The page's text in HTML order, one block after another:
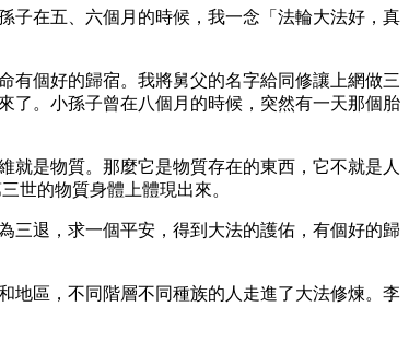
子在五、六個月的時候，我一念「法輪大法好，真
有個好的歸宿。我將舅父的名字給同修讓上網做三
了。小孫子曾在八個月的時候，突然有一天那個胎
是物質。那麼它是物質存在的東西，它不就是人
世的物質身體上體現出來。
三退，求一個平安，得到大法的護佑，有個好的歸
地區，不同階層不同種族的人走進了大法修煉。李